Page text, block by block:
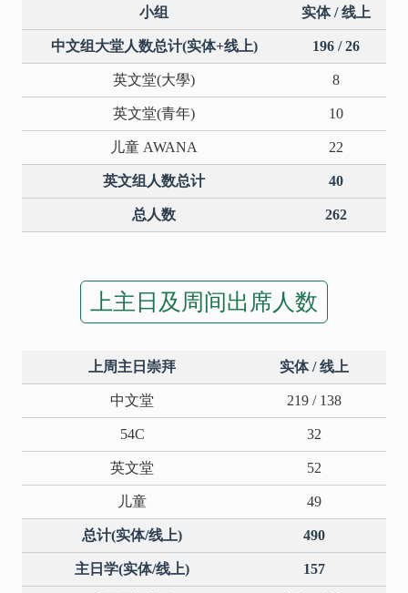
小组 实体 / 线上
中文组大堂人数总计(实体+线上) 196 / 26
英文堂(大學) 8
英文堂(青年) 10
儿童 AWANA 22
英文组人数总计 40
总人数 262
上主日及周间出席人数
上周主日崇拜 实体 / 线上
中文堂 219 / 138
54C 32
英文堂 52
儿童 49
总计(实体/线上) 490
主日学(实体/线上) 157